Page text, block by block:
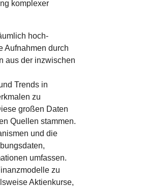
komplexer
hoch-
Aufnahmen durch
aus der inzwischen
Trends in
zu
großen Daten
Quellen stammen.
und die
umfassen.
zu
Aktienkurse,